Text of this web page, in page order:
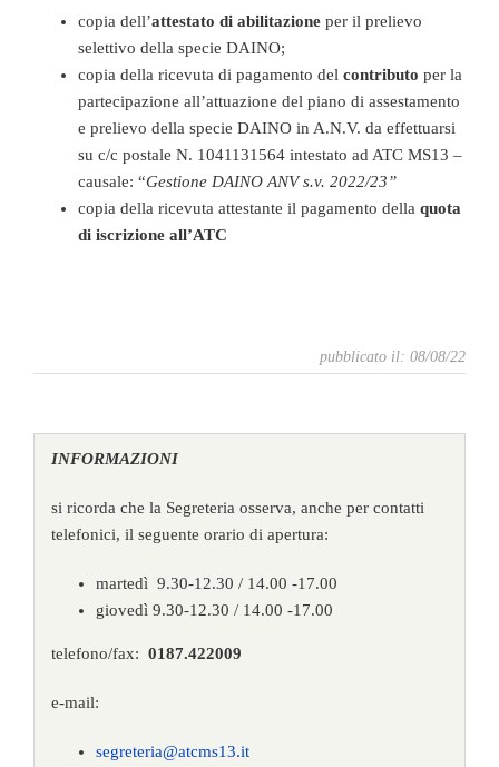
copia dell’attestato di abilitazione per il prelievo
selettivo della specie DAINO;
copia della ricevuta di pagamento del contributo per la
partecipazione all’attuazione del piano di assestamento
e prelievo della specie DAINO in A.N.V. da effettuarsi
su c/c postale N. 1041131564 intestato ad ATC MS13 –
causale: “Gestione DAINO ANV s.v. 2022/23”
copia della ricevuta attestante il pagamento della quota
di iscrizione all’ATC
pubblicato il: 08/08/22
INFORMAZIONI
si ricorda che la Segreteria osserva, anche per contatti
telefonici, il seguente orario di apertura:
martedì 9.30-12.30 / 14.00 -17.00
giovedì 9.30-12.30 / 14.00 -17.00
telefono/fax: 0187.422009
e-mail:
segreteria@atcms13.it